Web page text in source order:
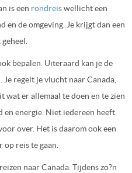
is een rondreiswellicht een
en de omgeving. Je krijgt dan een
bepalen. Uiteraard kan je de
regelt je vlucht naar Canada,
wat er allemaal te doen en te zien
energie. Niet iedereen heeft
over. Het is daarom ook een
op reis te gaan.
naar Canada. Tijdens zo?n